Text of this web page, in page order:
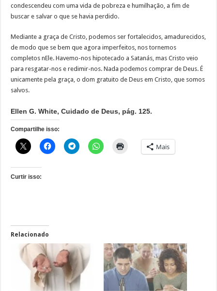
condescendeu com uma vida de pobreza e humilhação, a fim de
buscar e salvar o que se havia perdido.
Mediante a graça de Cristo, podemos ser fortalecidos, amadurecidos,
de modo que se bem que agora imperfeitos, nos tornemos
completos nEle. Havemo-nos hipotecado a Satanás, mas Cristo veio
para resgatar-nos e redimir-nos. Nada podemos comprar de Deus. É
unicamente pela graça, o dom gratuito de Deus em Cristo, que somos
salvos.
Ellen G. White, Cuidado de Deus, pág. 125.
Compartilhe isso:
Mais
Curtir isso:
Relacionado